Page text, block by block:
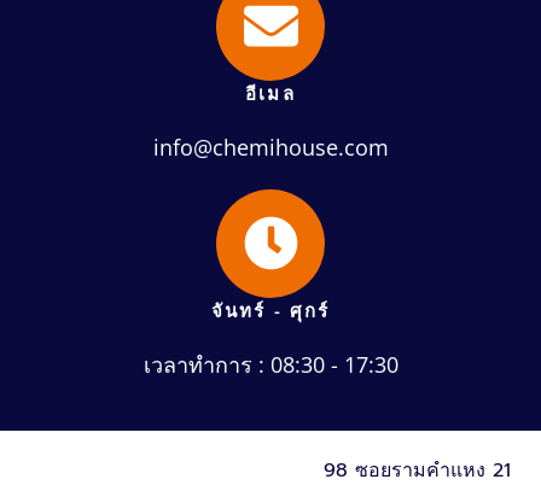
อีเมล
info@chemihouse.com
จันทร์ - ศุกร์
เวลาทำการ : 08:30 - 17:30
98 ซอยรามคำแหง 21